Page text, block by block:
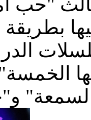
بطريقة